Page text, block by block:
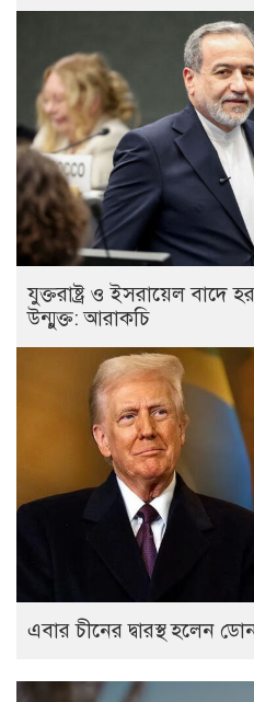
যুক্তরাষ্ট্র ও ইসরায়েল বাদে
উন্মুক্ত: আরাকচি
এবার চীনের দ্বারস্থ হলেন